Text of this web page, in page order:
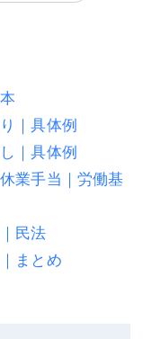
｜具体例
｜具体例
業手当｜労働基
民法
まとめ